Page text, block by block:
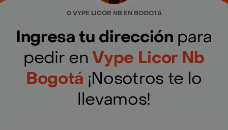
0 VYPE LICOR NB EN BOGOTÁ
Ingresa tu dirección para
pedir enVype Licor Nb
Bogotá ¡Nosotros te lo
llevamos!